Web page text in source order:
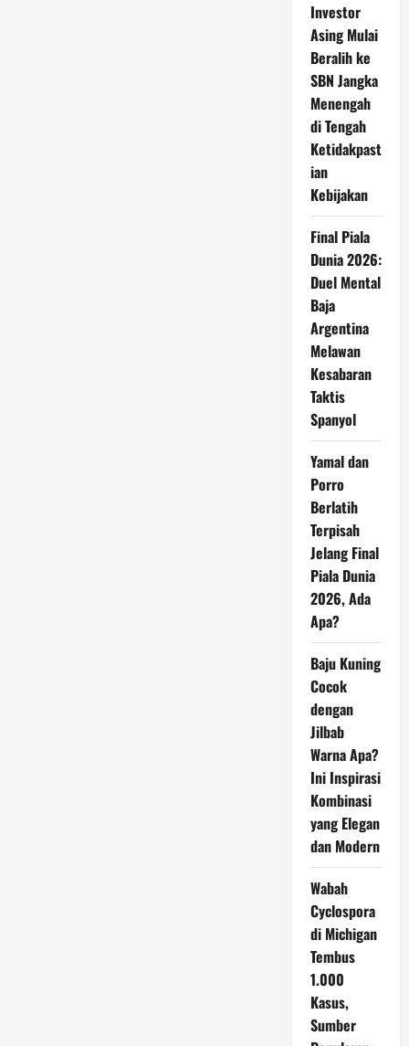
Investor
Asing Mulai
Beralih ke
SBN Jangka
Menengah
di Tengah
Ketidakpast
ian
Kebijakan
Final Piala
Dunia 2026:
Duel Mental
Baja
Argentina
Melawan
Kesabaran
Taktis
Spanyol
Yamal dan
Porro
Berlatih
Terpisah
Jelang Final
Piala Dunia
2026, Ada
Apa?
Baju Kuning
Cocok
dengan
Jilbab
Warna Apa?
Ini Inspirasi
Kombinasi
yang Elegan
dan Modern
Wabah
Cyclospora
di Michigan
Tembus
1.000
Kasus,
Sumber